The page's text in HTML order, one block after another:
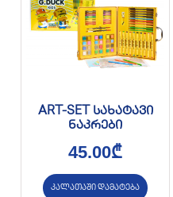
ART-SET სახატავი
ნაკრები
45.00₾
კალათაში დამატება